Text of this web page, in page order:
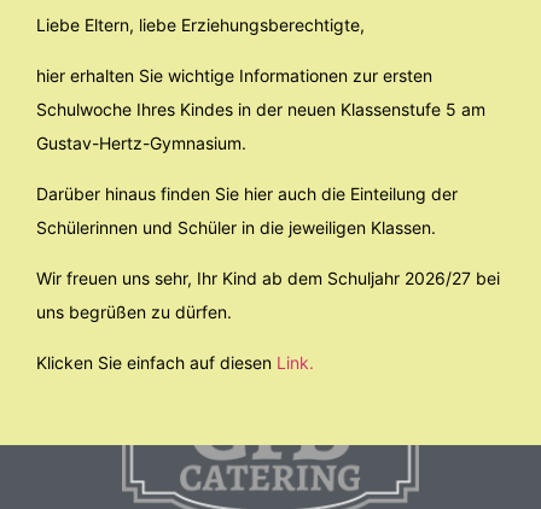
Liebe Eltern, liebe Erziehungsberechtigte,
hier erhalten Sie wichtige Informationen zur ersten
Schulwoche Ihres Kindes in der neuen Klassenstufe 5 am
Gustav-Hertz-Gymnasium.
Darüber hinaus finden Sie hier auch die Einteilung der
Schülerinnen und Schüler in die jeweiligen Klassen.
Wir freuen uns sehr, Ihr Kind ab dem Schuljahr 2026/27 bei
uns begrüßen zu dürfen.
Klicken Sie einfach auf diesen Link.